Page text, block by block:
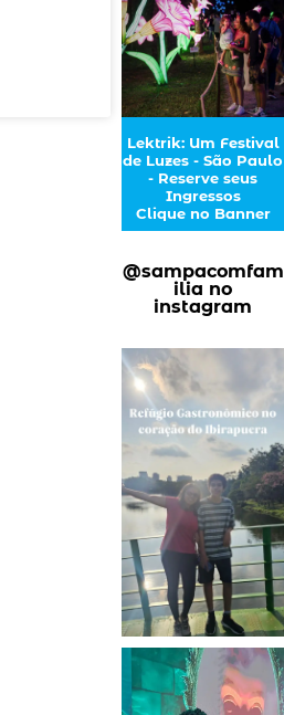
Lektrik: Um Festival
de Luzes - São Paulo
- Reserve seus
Ingressos
Clique no Banner
@sampacomfam
ilia no
instagram